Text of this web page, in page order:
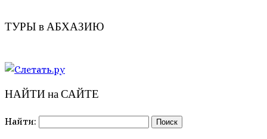
ТУРЫ в АБХАЗИЮ
НАЙТИ на САЙТЕ
Найти: